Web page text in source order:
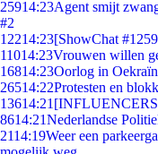
25914:23Agent smijt
#2
12214:23[ShowChat
11014:23Vrouwen willen
16814:23Oorlog in
26514:22Protesten en
13614:21 [INFLUENCERS
8614:21Nederlandse
2114:19Weer een